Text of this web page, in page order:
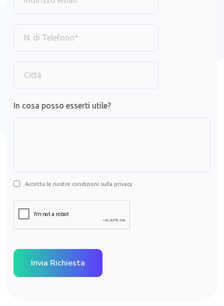
In cosa posso esserti utile?
Accetta le nostre condizioni sulla privacy